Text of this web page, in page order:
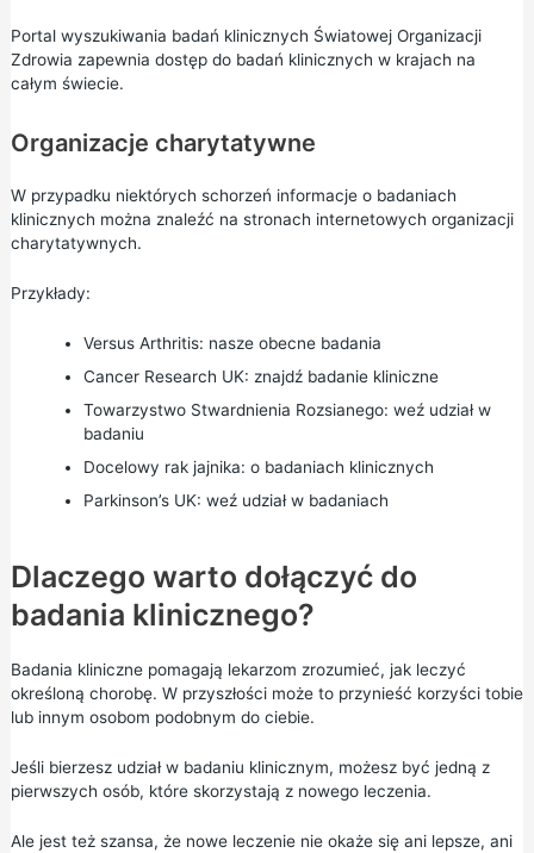
Portal wyszukiwania badań klinicznych Światowej Organizacji
Zdrowia zapewnia dostęp do badań klinicznych w krajach na
całym świecie.
Organizacje charytatywne
W przypadku niektórych schorzeń informacje o badaniach
klinicznych można znaleźć na stronach internetowych organizacji
charytatywnych.
Przykłady:
Versus Arthritis: nasze obecne badania
Cancer Research UK: znajdź badanie kliniczne
Towarzystwo Stwardnienia Rozsianego: weź udział w
badaniu
Docelowy rak jajnika: o badaniach klinicznych
Parkinson’s UK: weź udział w badaniach
Dlaczego warto dołączyć do
badania klinicznego?
Badania kliniczne pomagają lekarzom zrozumieć, jak leczyć
określoną chorobę. W przyszłości może to przynieść korzyści tobie
lub innym osobom podobnym do ciebie.
Jeśli bierzesz udział w badaniu klinicznym, możesz być jedną z
pierwszych osób, które skorzystają z nowego leczenia.
Ale jest też szansa, że nowe leczenie nie okaże się ani lepsze, ani